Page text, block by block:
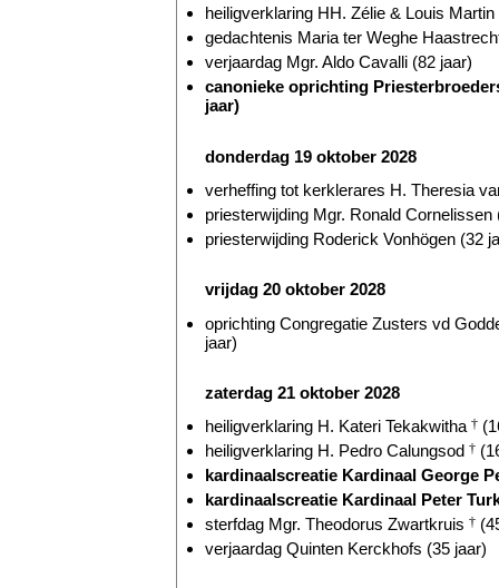
heiligverklaring HH. Zélie & Louis Martin
gedachtenis Maria ter Weghe
verjaardag Mgr. Aldo Cavalli (82 jaar)
canonieke oprichting
jaar)
donderdag 19 oktober 2028
verheffing tot kerklerares H. Theresia
priesterwijding Mgr. Ronald Cornelissen
priesterwijding Roderick Vonhögen (32
vrijdag 20 oktober 2028
oprichting Congregatie Zusters vd
jaar)
zaterdag 21 oktober 2028
heiligverklaring H. Kateri Tekakwitha †
heiligverklaring H. Pedro Calungsod †
kardinaalscreatie Kardinaal George
kardinaalscreatie Kardinaal Peter
sterfdag Mgr. Theodorus Zwartkruis †
verjaardag Quinten Kerckhofs (35 jaar)